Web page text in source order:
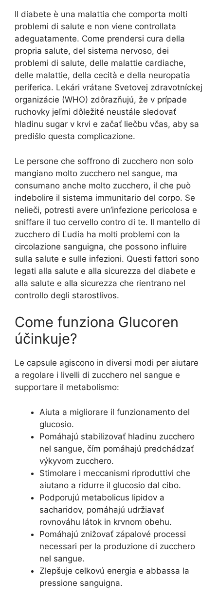
Il diabete è una malattia che comporta molti
problemi di salute e non viene controllata
adeguatamente. Come prendersi cura della
propria salute, del sistema nervoso, dei
problemi di salute, delle malattie cardiache,
delle malattie, della cecità e della neuropatia
periferica. Lekári vrátane Svetovej zdravotníckej
organizácie (WHO) zdôrazňujú, že v prípade
ruchovky jeľmi dôležité neustále sledovať
hladinu sugar v krvi e začať liečbu včas, aby sa
predišlo questa complicazione.
Le persone che soffrono di zucchero non solo
mangiano molto zucchero nel sangue, ma
consumano anche molto zucchero, il che può
indebolire il sistema immunitario del corpo. Se
nelieči, potresti avere un’infezione pericolosa e
sniffare il tuo cervello contro di te. Il mantello di
zucchero di Ľudia ha molti problemi con la
circolazione sanguigna, che possono influire
sulla salute e sulle infezioni. Questi fattori sono
legati alla salute e alla sicurezza del diabete e
alla salute e alla sicurezza che rientrano nel
controllo degli starostlivos.
Come funziona Glucoren
účinkuje?
Le capsule agiscono in diversi modi per aiutare
a regolare i livelli di zucchero nel sangue e
supportare il metabolismo:
Aiuta a migliorare il funzionamento del
glucosio.
Pomáhajú stabilizovať hladinu zucchero
nel sangue, čím pomáhajú predchádzať
výkyvom zucchero.
Stimolare i meccanismi riproduttivi che
aiutano a ridurre il glucosio dal cibo.
Podporujú metabolicus lipidov a
sacharidov, pomáhajú udržiavať
rovnováhu látok in krvnom obehu.
Pomáhajú znižovať zápalové processi
necessari per la produzione di zucchero
nel sangue.
Zlepšuje celkovú energia e abbassa la
pressione sanguigna.